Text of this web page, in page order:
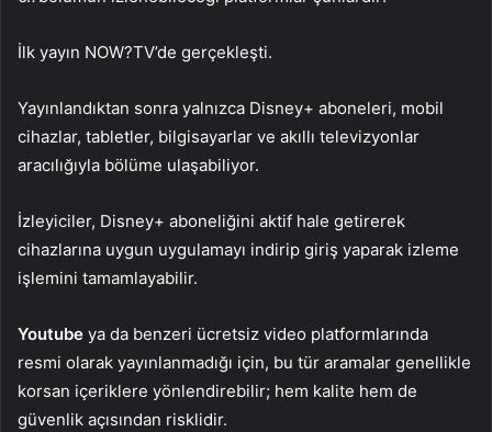
İlk yayın NOW?TV’de gerçekleşti.
Yayınlandıktan sonra yalnızca Disney+ aboneleri, mobil
cihazlar, tabletler, bilgisayarlar ve akıllı televizyonlar
aracılığıyla bölüme ulaşabiliyor.
İzleyiciler, Disney+ aboneliğini aktif hale getirerek
cihazlarına uygun uygulamayı indirip giriş yaparak izleme
işlemini tamamlayabilir.
Youtube ya da benzeri ücretsiz video platformlarında
resmi olarak yayınlanmadığı için, bu tür aramalar genellikle
korsan içeriklere yönlendirebilir; hem kalite hem de
güvenlik açısından risklidir.